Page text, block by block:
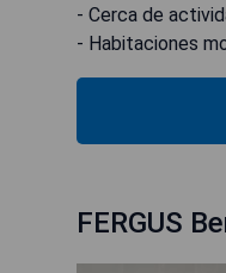
- Cerca de
- Habitaciones
FERGUS